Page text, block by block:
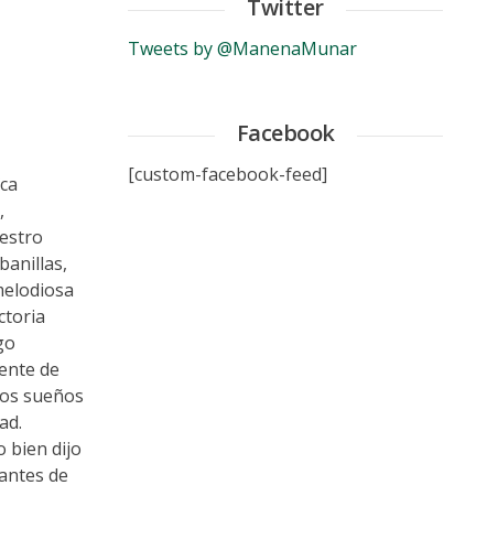
de
sueños
bien dijo
de
Twitter
Tweets by @ManenaMunar
Facebook
[custom-facebook-feed]